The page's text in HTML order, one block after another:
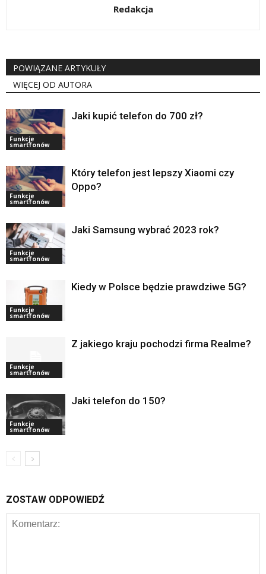
Redakcja
POWIĄZANE ARTYKUŁY
WIĘCEJ OD AUTORA
Funkcje
smartfonów
Jaki kupić telefon do 700 zł?
Funkcje
smartfonów
Który telefon jest lepszy Xiaomi czy
Oppo?
Funkcje
smartfonów
Jaki Samsung wybrać 2023 rok?
Funkcje
smartfonów
Kiedy w Polsce będzie prawdziwe 5G?
Funkcje
smartfonów
Z jakiego kraju pochodzi firma Realme?
Funkcje
smartfonów
Jaki telefon do 150?
ZOSTAW ODPOWIEDŹ